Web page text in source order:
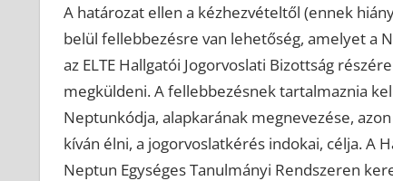
A határozat ellen a kézhezvételtől (ennek
belül fellebbezésre van lehetőség, amelyet a
az ELTE Hallgatói Jogorvoslati Bizottság
megküldeni. A fellebbezésnek tartalmaznia
Neptunkódja, alapkarának megnevezése,
kíván élni, a jogorvoslatkérés indokai, célja. A
Neptun Egységes Tanulmányi Rendszeren